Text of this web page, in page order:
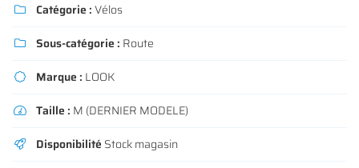
 Adresse email de réception
Recopier le code ci-contre
Rafraîchir le captcha
 Catégorie :Vélos
 Sous-catégorie : Route
 Marque : LOOK
 Taille : M (DERNIER MODELE)
 Disponibilité Stock magasin